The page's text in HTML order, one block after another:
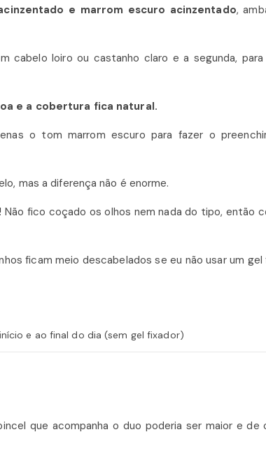
e marrom escuro acinzentado,
cabelo loiro ou castanho claro e a segunda,
e a cobertura fica natural.
o tom marrom escuro para fazer o
mas a diferença não é enorme.
Não fico coçado os olhos nem nada do tipo, então
ficam meio descabelados se eu não usar um
e ao final do dia (sem gel fixador)
que acompanha o duo poderia ser maior e de